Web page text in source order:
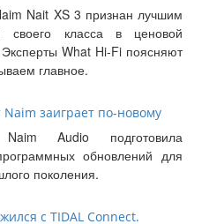
Nait XS 3 признан лучшим
своего класса в ценовой
What Hi-Fi поясняют
главное.
Naim заиграет по-новому
Audio подготовила
обновлений для
поколения.
с TIDAL Connect.